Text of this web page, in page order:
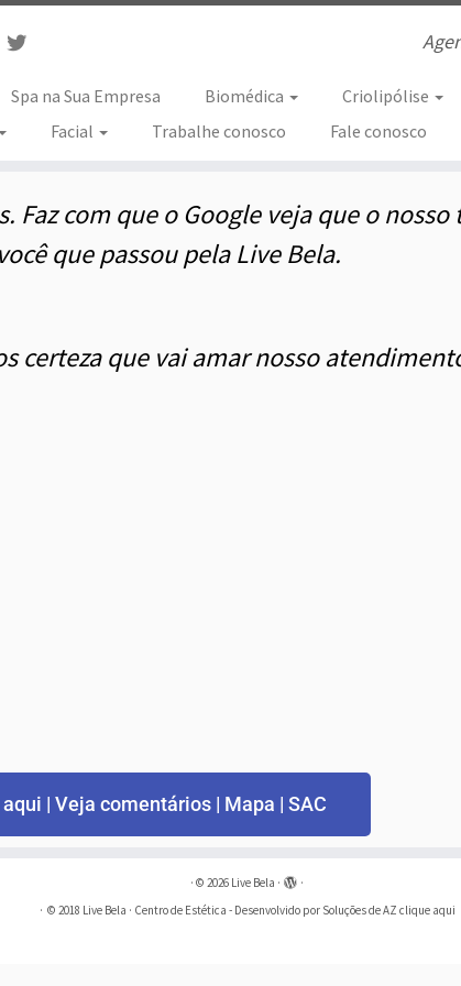
Spa na Sua Empresa Biomédica Criolipólise
Facial Trabalhe conosco Fale conosco
com que o Google veja que o
que passou pela Live Bela.
certeza que vai amar nosso
| Veja comentários | Mapa | SAC
· © 2026 Live Bela ·
·
· © 2018 Live Bela · Centro de Estética - Desenvolvido por Soluções de AZ clique aqui